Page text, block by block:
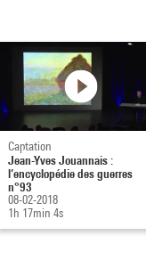
Captation
Jean-Yves Jouannais :
l’encyclopédie des guerres
n°93
08-02-2018
1h 17min 4s